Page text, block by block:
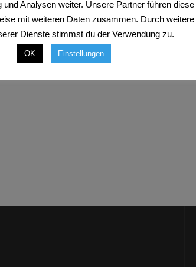
und Analysen weiter. Unsere Partner führen diese
mit weiteren Daten zusammen. Durch weitere
Dienste stimmst du der Verwendung zu.
OK Einstellungen